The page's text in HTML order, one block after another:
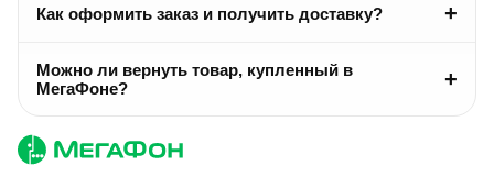
Как оформить заказ и получить доставку? +
Можно ли вернуть товар, купленный в
МегаФоне?
+